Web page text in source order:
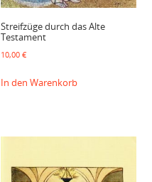
Streifzüge durch das Alte
Testament
10,00 €
In den Warenkorb